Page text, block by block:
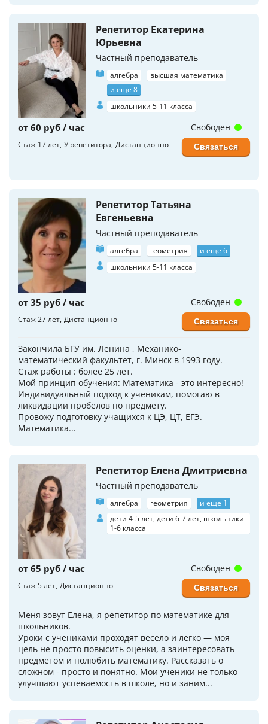
Репетитор Екатерина
Юрьевна
Частный преподаватель
алгебра
высшая математика
и еще 8
школьники 5-11 класса
от 60 руб / час
Стаж 17 лет У репетитора Дистанционно
Свободен
Связаться
Репетитор Татьяна
Евгеньевна
Частный преподаватель
алгебра геометрия
и еще 6
школьники 5-11 класса
от 35 руб / час
Стаж 27 лет Дистанционно
Закончила БГУ им. Ленина , Механико-
математический факультет, г. Минск в 1993 году.
Стаж работы : более 25 лет.
Мой принцип обучения: Математика - это интересно!
Индивидуальный подход к ученикам, помогаю в
ликвидации пробелов по предмету.
Провожу подготовку учащихся к ЦЭ, ЦТ, ЕГЭ.
Математика...
Свободен
Связаться
Репетитор Елена Дмитриевна
Частный преподаватель
алгебра геометрия
и еще 1
дети 4-5 лет, дети 6-7 лет, школьники
1-6 класса
от 65 руб / час
Стаж 5 лет Дистанционно
Меня зовут Елена, я репетитор по математике для
школьников.
Уроки с учениками проходят весело и легко — моя
цель не просто повысить оценки, а заинтересовать
предметом и полюбить математику. Рассказать о
сложном - просто и понятно. Мои ученики не только
улучшают успеваемость в школе, но и заним...
Свободен
Связаться